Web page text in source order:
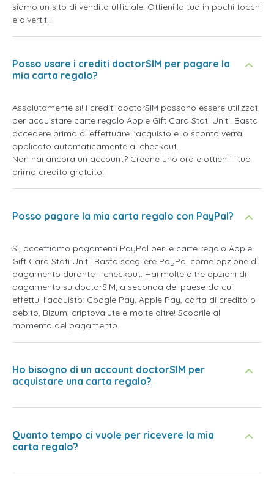
siamo un sito di vendita ufficiale. Ottieni la tua in pochi tocchi
e divertiti!
Posso usare i crediti doctorSIM per pagare la
mia carta regalo?
Assolutamente sì! I crediti doctorSIM possono essere utilizzati
per acquistare carte regalo Apple Gift Card Stati Uniti. Basta
accedere prima di effettuare l'acquisto e lo sconto verrà
applicato automaticamente al checkout.
Non hai ancora un account? Creane uno ora e ottieni il tuo
primo credito gratuito!
Posso pagare la mia carta regalo con PayPal?
Sì, accettiamo pagamenti PayPal per le carte regalo Apple
Gift Card Stati Uniti. Basta scegliere PayPal come opzione di
pagamento durante il checkout. Hai molte altre opzioni di
pagamento su doctorSIM, a seconda del paese da cui
effettui l'acquisto: Google Pay, Apple Pay, carta di credito o
debito, Bizum, criptovalute e molte altre! Scoprile al
momento del pagamento.
Ho bisogno di un account doctorSIM per
acquistare una carta regalo?
Quanto tempo ci vuole per ricevere la mia
carta regalo?